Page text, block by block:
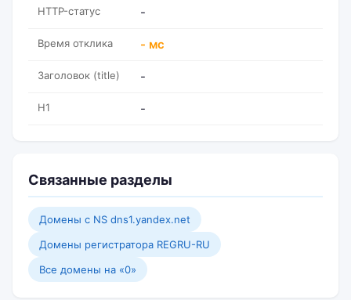
HTTP-статус -
Время отклика - мс
Заголовок (title) -
H1 -
Связанные разделы
Домены с NS dns1.yandex.net
Домены регистратора REGRU-RU
Все домены на «0»